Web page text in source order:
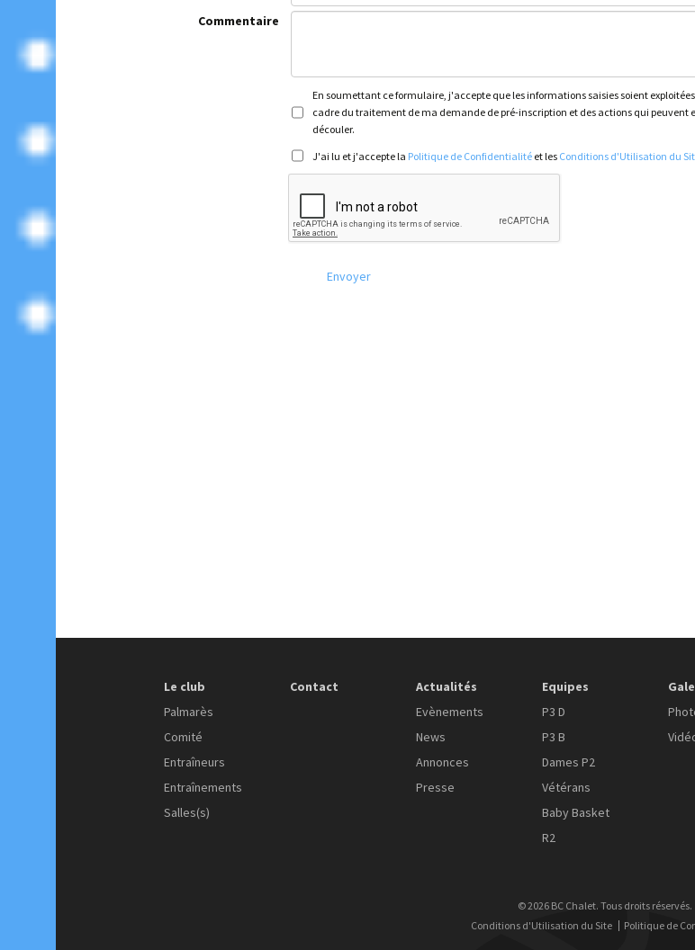
Commentaire
En soumettant ce formulaire, j'accepte que les informations saisies soient
cadre du traitement de ma demande de pré-inscription et des actions qui peuvent
découler.
J'ai lu et j'accepte la Politique de Confidentialitéet les Conditions d'Utilisation du
Envoyer
Le club
Palmarès
Comité
Entraîneurs
Entraînements
Salles(s)
Contact
Actualités
Evènements
News
Annonces
Presse
Equipes
P3 D
P3 B
Dames P2
Vétérans
Baby Basket
R2
© 2026 BC Chalet. Tous droits réservés.
Conditions d'Utilisation du Site
Politique de